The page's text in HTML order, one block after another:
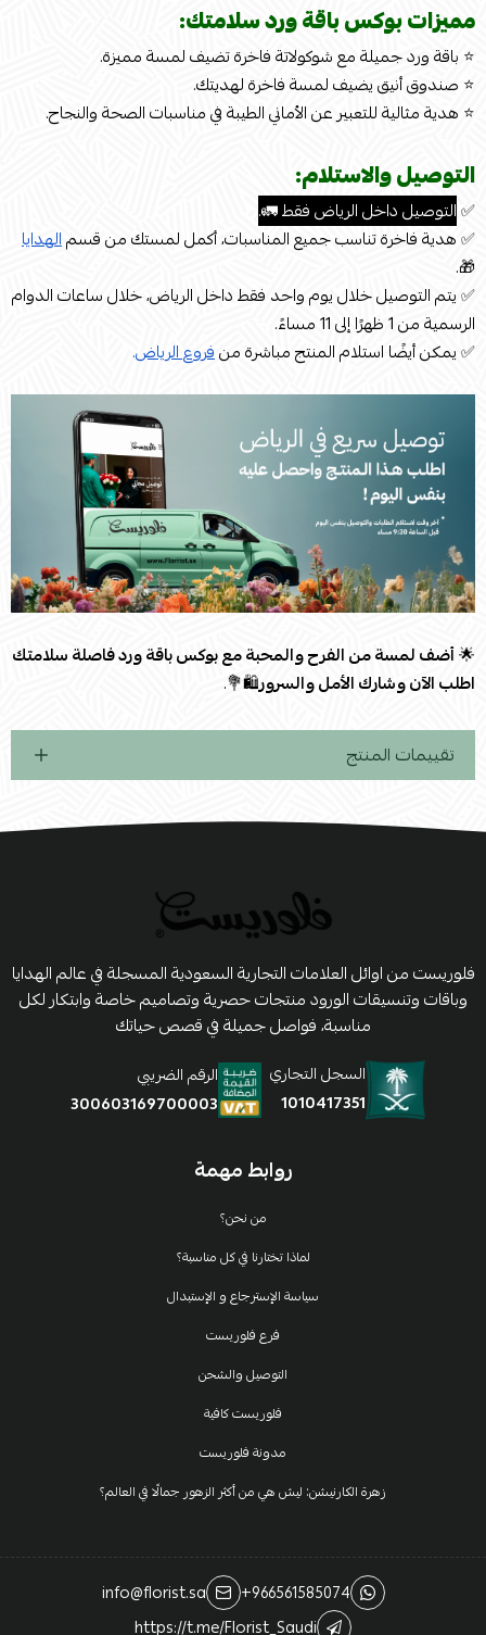
مميزات بوكس باقة ورد سلامتك:
⭐ باقة ورد جميلة مع شوكولاتة فاخرة تضيف لمسة مميزة.
⭐ صندوق أنيق يضيف لمسة فاخرة لهديتك.
⭐ هدية مثالية للتعبير عن الأماني الطيبة في مناسبات الصحة والنجاح.
التوصيل والاستلام:
✅التوصيل داخل الرياض فقط 🚛.
✅ هدية فاخرة تناسب جميع المناسبات، أكمل لمستك من قسمالهدايا
🎁.
✅ يتم التوصيل خلال يوم واحد فقط داخل الرياض، خلال ساعات الدوام
الرسمية من 1 ظهرًا إلى 11 مساءً.
✅ يمكن أيضًا استلام المنتج مباشرة منفروع الرياض.
🌟أضف لمسة من الفرح والمحبة مع بوكس باقة ورد فاصلة سلامتك
اطلب الآن وشارك الأمل والسرور🛍️💐.
تقييمات المنتج
روابط مهمة
من نحن؟
لماذا تختارنا في كل مناسبة؟
سياسة الإسترجاع و الإستبدال
فرع فلوريست
التوصيل والشحن
فلوريست كافية
مدونة فلوريست
زهرة الكارنيشن: ليش هي من أكثر الزهور جمالًا في العالم؟
فلوريست من اوائل العلامات التجارية السعودية المسجلة في عالم الهدايا
وباقات وتنسيقات الورود منتجات حصرية وتصاميم خاصة وابتكار لكل
مناسبة، فواصل جميلة في قصص حياتك
السجل التجاري
1010417351
الرقم الضريبي
300603169700003
+966561585074
info@florist.sa
https://t.me/Florist_Saudi